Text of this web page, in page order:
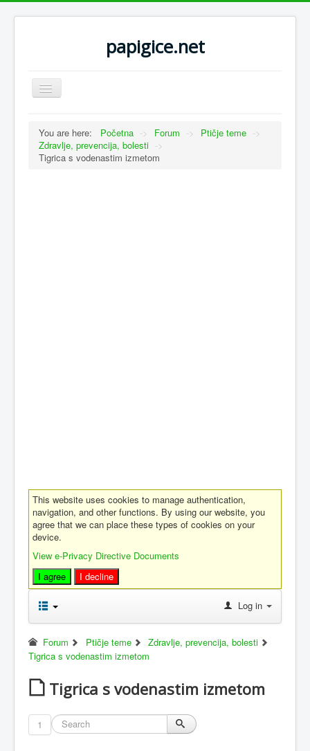
papigice.net
Toggle
Navigation
You are here: Početna -> Forum -> Ptičje teme ->
Zdravlje, prevencija, bolesti ->
Tigrica s vodenastim izmetom
This website uses cookies to manage authentication,
navigation, and other functions. By using our website, you
agree that we can place these types of cookies on your
device.
View e-Privacy Directive Documents
I agree
I decline
Log in
Forum Ptičje teme
Zdravlje, prevencija, bolesti
Tigrica s vodenastim izmetom
Tigrica s vodenastim izmetom
1